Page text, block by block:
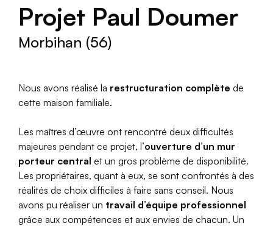
Projet Paul Doumer
Morbihan (56)
Nous avons réalisé la restructuration complète de
cette maison familiale.
Les maîtres d’œuvre ont rencontré deux difficultés
majeures pendant ce projet, l’ouverture d’un mur
porteur central et un gros problème de disponibilité.
Les propriétaires, quant à eux, se sont confrontés à des
réalités de choix difficiles à faire sans conseil. Nous
avons pu réaliser un travail d’équipe professionnel
grâce aux compétences et aux envies de chacun. Un